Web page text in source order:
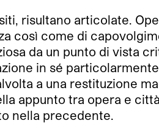
risultano articolate.
così come di
da un punto di vista
in sé
a una restituzione
appunto tra opera e
nella precedente.